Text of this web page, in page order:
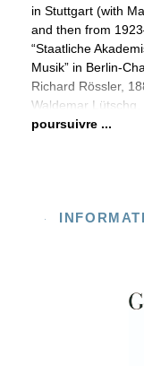
in Stuttgart (with
and then from
“Staatliche
Musik” in Berlin-
Richard Rössler,
Waldemar Lütschg,
poursuivre ...